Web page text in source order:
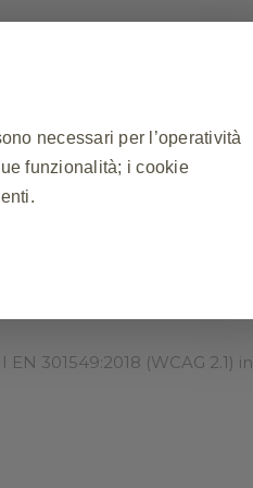
301549:2018 (WCAG 2.1) in
necessari per l’operatività
funzionalità; i cookie
durante una visita al
delle preferenze sulla privacy,